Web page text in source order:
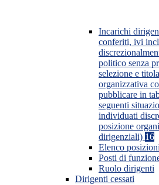
Incarichi
conferiti, ivi
politico senza
selezione e
organizzativa
pubblicare in
seguenti
individuati
posizione
dirigenziali) 16
Elenco
Posti di
Ruolo dirigenti
Dirigenti cessati